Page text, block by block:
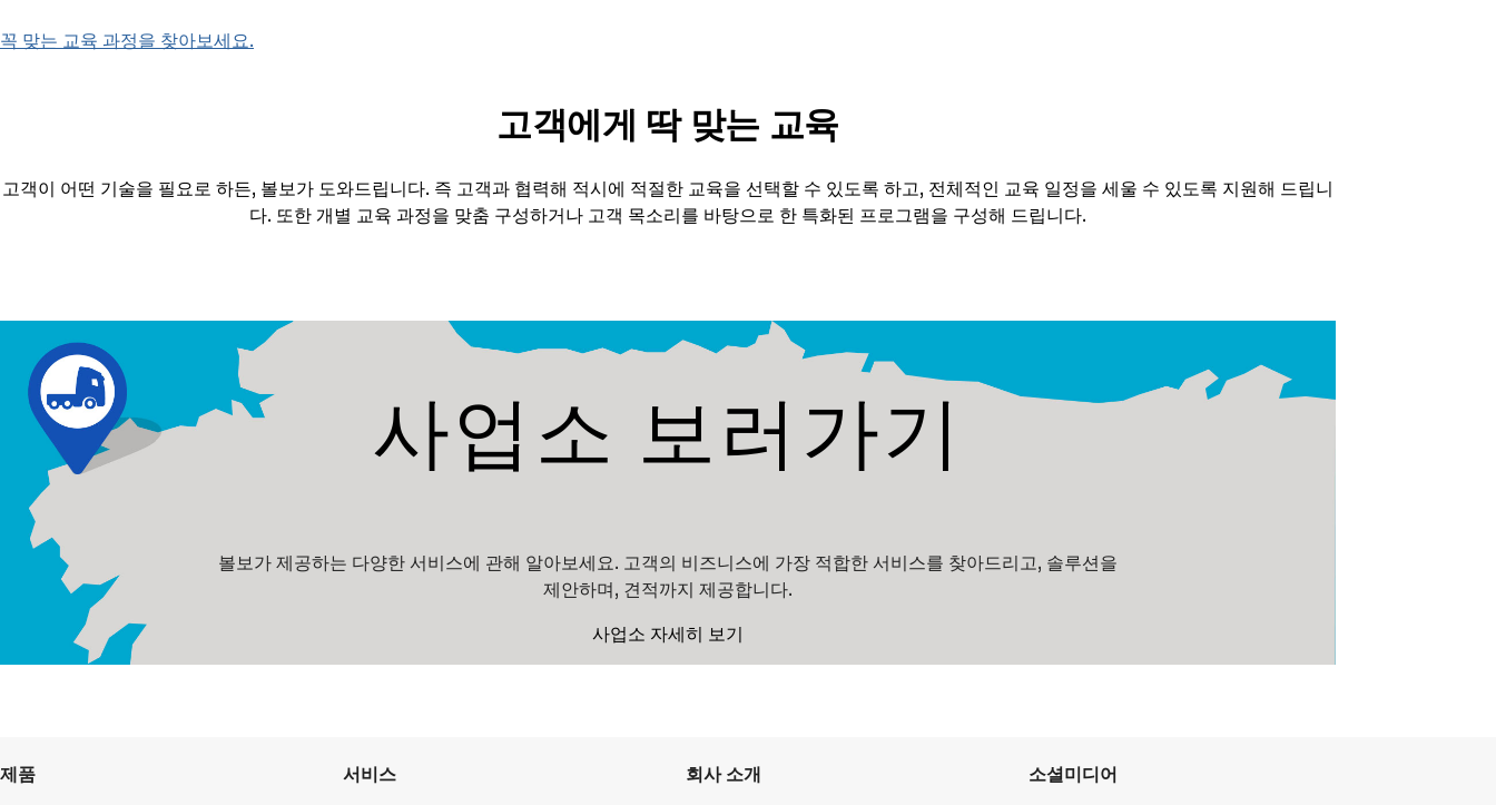
꼭 맞는 교육 과정을 찾아보세요.
고객에게 딱 맞는 교육
고객이 어떤 기술을 필요로 하든, 볼보가 도와드립니다. 즉 고객과 협력해 적시에 적절한 교육을 선택할 수 있도록 하고, 전체적인 교육 일정을 세울 수 있도록 지원해 드립니
다. 또한 개별 교육 과정을 맞춤 구성하거나 고객 목소리를 바탕으로 한 특화된 프로그램을 구성해 드립니다.
사업소 보러가기
볼보가 제공하는 다양한 서비스에 관해 알아보세요. 고객의 비즈니스에 가장 적합한 서비스를 찾아드리고, 솔루션을
제안하며, 견적까지 제공합니다.
사업소 자세히 보기
제품 서비스 회사 소개 소셜미디어